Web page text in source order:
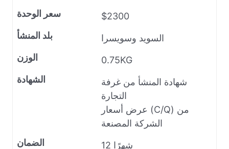
سعر الوحدة
$2300
بلد المنشأ
السويد وسويسرا
الوزن
0.75KG
الشهادة
شهادة المنشأ من غرفة
التجارة
عرض أسعار (C/Q) من
الشركة المصنعة
الضمان
12 شهرًا